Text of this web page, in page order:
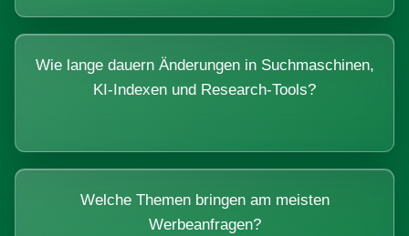
Wie lange dauern Änderungen in Suchmaschinen,
KI-Indexen und Research-Tools?
Welche Themen bringen am meisten
Werbeanfragen?